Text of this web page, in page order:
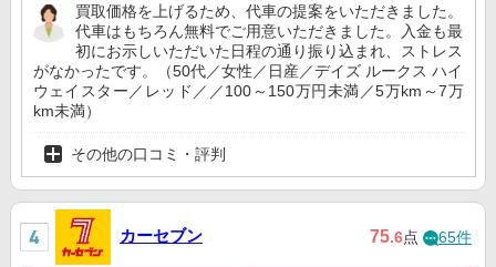
買取価格を上げるため、代車の提案をいただきました。
代車はもちろん無料でご用意いただきました。入金も最
初にお示しいただいた日程の通り振り込まれ、ストレス
がなかったです。（50代／女性／日産／デイズ ルークス ハイ
ウェイスター／レッド／／100～150万円未満／5万km～7万
km未満）
その他の口コミ・評判
カーセブン 75.6点 65件